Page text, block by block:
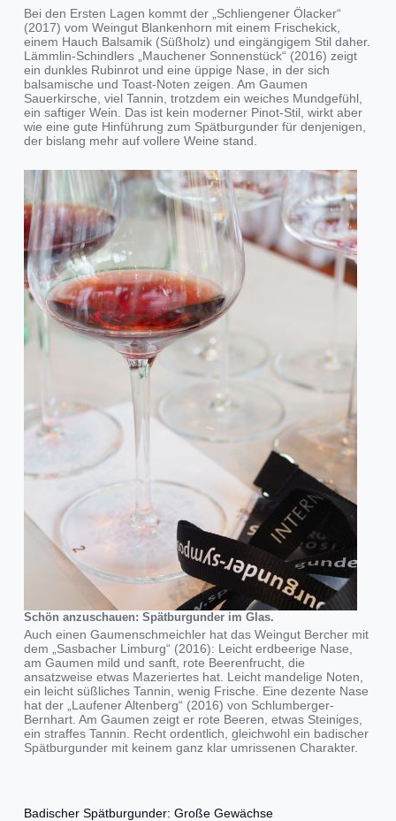
Bei den Ersten Lagen kommt der „Schliengener Ölacker“
(2017) vom Weingut Blankenhorn mit einem Frischekick,
einem Hauch Balsamik (Süßholz) und eingängigem Stil daher.
Lämmlin-Schindlers „Mauchener Sonnenstück“ (2016) zeigt
ein dunkles Rubinrot und eine üppige Nase, in der sich
balsamische und Toast-Noten zeigen. Am Gaumen
Sauerkirsche, viel Tannin, trotzdem ein weiches Mundgefühl,
ein saftiger Wein. Das ist kein moderner Pinot-Stil, wirkt aber
wie eine gute Hinführung zum Spätburgunder für denjenigen,
der bislang mehr auf vollere Weine stand.
Schön anzuschauen: Spätburgunder im Glas.
Auch einen Gaumenschmeichler hat das Weingut Bercher mit
dem „Sasbacher Limburg“ (2016): Leicht erdbeerige Nase,
am Gaumen mild und sanft, rote Beerenfrucht, die
ansatzweise etwas Mazeriertes hat. Leicht mandelige Noten,
ein leicht süßliches Tannin, wenig Frische. Eine dezente Nase
hat der „Laufener Altenberg“ (2016) von Schlumberger-
Bernhart. Am Gaumen zeigt er rote Beeren, etwas Steiniges,
ein straffes Tannin. Recht ordentlich, gleichwohl ein badischer
Spätburgunder mit keinem ganz klar umrissenen Charakter.
Badischer Spätburgunder: Große Gewächse